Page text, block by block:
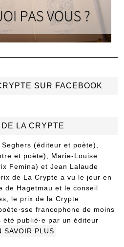
SUR FACEBOOK
LA CRYPTE
(éditeur et poète),
et poète), Marie-Louise
Femina) et Jean Lalaude
de La Crypte a vu le jour en
de Hagetmau et le conseil
le prix de la Crypte
francophone de moins
publié·e par un éditeur
SAVOIR PLUS